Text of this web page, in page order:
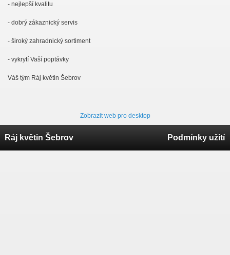
- nejlepší kvalitu
- dobrý zákaznický servis
- široký zahradnický sortiment
- vykrytí Vaší poptávky
Váš tým Ráj květin Šebrov
Zobrazit web pro desktop
Ráj květin Šebrov Podmínky užití